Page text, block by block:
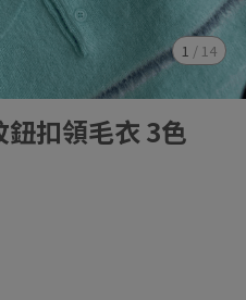
1 / 14
鈕扣領毛衣 3色